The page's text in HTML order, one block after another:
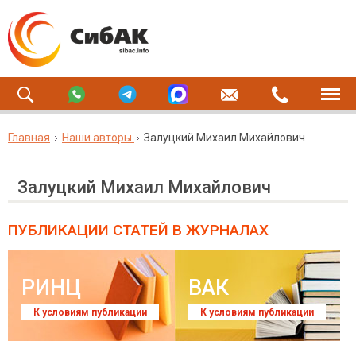
Главная Наши авторы Залуцкий Михаил Михайлович
Залуцкий Михаил Михайлович
ПУБЛИКАЦИИ СТАТЕЙ В ЖУРНАЛАХ
РИНЦ
К условиям публикации
ВАК
К условиям публикации